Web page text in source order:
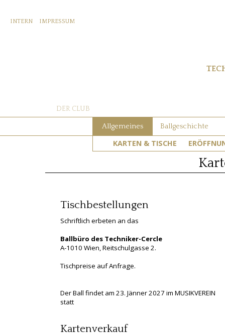
INTERN IMPRESSUM
DER CLUB
Allgemeines
KARTEN & TISCHE
Ballgeschichte
Tischbestellungen
Schriftlich erbeten an das
Ballbüro des Techniker-Cercle
A-1010 Wien, Reitschulgasse 2.
Tischpreise auf Anfrage.
Der Ball findet am 23. Jänner 2027 im MUSIKVEREIN
statt
Kartenverkauf